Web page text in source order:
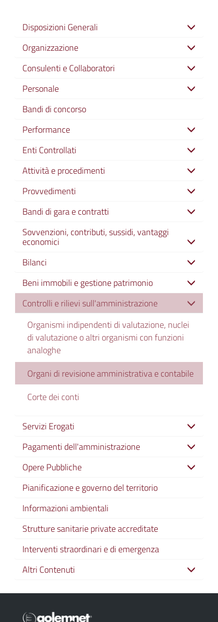
Disposizioni Generali
Organizzazione
Consulenti e Collaboratori
Personale
Bandi di concorso
Performance
Enti Controllati
Attività e procedimenti
Provvedimenti
Bandi di gara e contratti
Sovvenzioni, contributi, sussidi, vantaggi
economici
Bilanci
Beni immobili e gestione patrimonio
Controlli e rilievi sull'amministrazione
Organismi indipendenti di valutazione, nuclei
di valutazione o altri organismi con funzioni
analoghe
Organi di revisione amministrativa e contabile
Corte dei conti
Servizi Erogati
Pagamenti dell'amministrazione
Opere Pubbliche
Pianificazione e governo del territorio
Informazioni ambientali
Strutture sanitarie private accreditate
Interventi straordinari e di emergenza
Altri Contenuti